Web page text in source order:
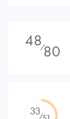
48⁄80
33⁄